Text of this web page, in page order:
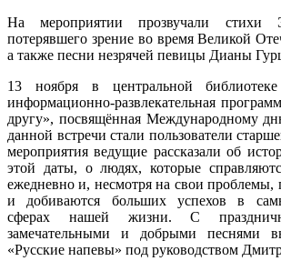
На мероприятии прозвучали стихи
потерявшего зрение во время Великой
а также песни незрячей певицы Дианы
13 ноября в центральной
информационно-развлекательная
другу», посвящённая Международному
данной встречи стали пользователи
мероприятия ведущие рассказали об
этой даты, о людях, которые
ежедневно и, несмотря на свои проблемы,
и добиваются больших успехов в
сферах нашей жизни. С
замечательными и добрыми песнями
«Русские напевы» под руководством